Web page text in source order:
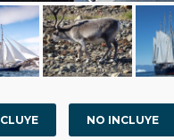
NO INCLUYE